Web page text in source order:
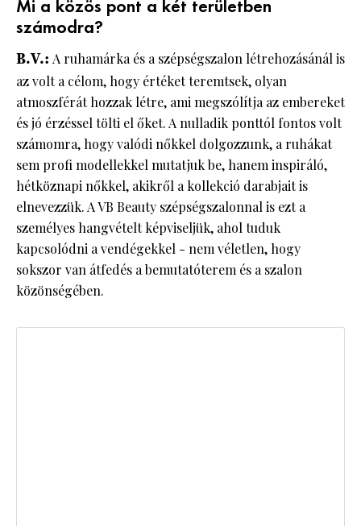
Mi a közös pont a két területben
számodra?
B.V.: A ruhamárka és a szépségszalon létrehozásánál is
az volt a célom, hogy értéket teremtsek, olyan
atmoszférát hozzak létre, ami megszólítja az embereket
és jó érzéssel tölti el őket. A nulladik ponttól fontos volt
számomra, hogy valódi nőkkel dolgozzunk, a ruhákat
sem profi modellekkel mutatjuk be, hanem inspiráló,
hétköznapi nőkkel, akikről a kollekció darabjait is
elnevezzük. A VB Beauty szépségszalonnal is ezt a
személyes hangvételt képviseljük, ahol tuduk
kapcsolódni a vendégekkel - nem véletlen, hogy
sokszor van átfedés a bemutatóterem és a szalon
közönségében.